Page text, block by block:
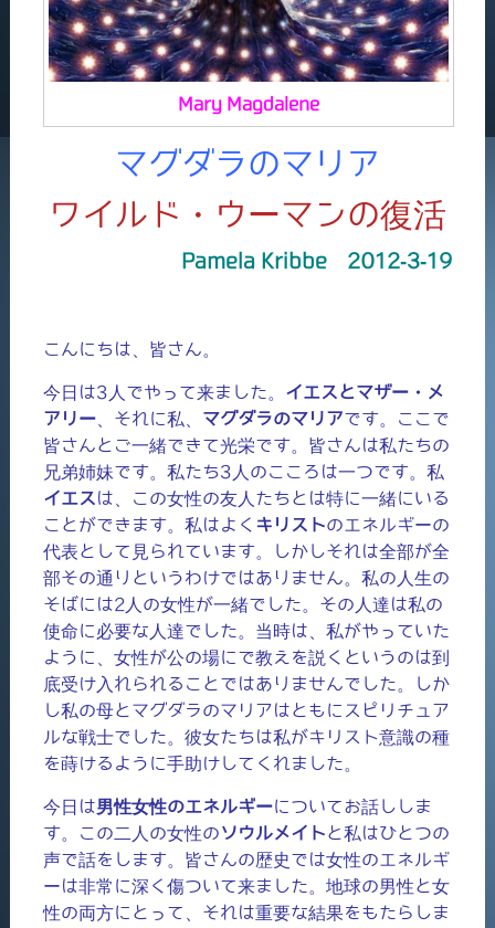
Mary Magdalene
マグダラのマリア
ワイルド・ウーマンの復活
Pamela Kribbe 2012-3-19
こんにちは、皆さん。
今日は3人でやって来ました。 イエスとマザー・メ
アリー、それに私、 マグダラのマリアです。ここで
皆さんとご一緒できて光栄です。皆さんは私たちの
兄弟姉妹です。私たち3人のこころは一つです。私
イエス は、この女性の友人たちとは特に一緒にいる
ことができます。私はよく キリストのエネルギーの
代表として見られています。しかしそれは全部が全
部その通りというわけではありません。私の人生の
そばには2人の女性が一緒でした。その人達は私の
使命に必要な人達でした。当時は、私がやっていた
ように、女性が公の場にで教えを説くというのは到
底受け入れられることではありませんでした。しか
し私の母とマグダラのマリアはともにスピリチュア
ルな戦士でした。彼女たちは私がキリスト意識の種
を蒔けるように手助けしてくれました。
今日は男性女性のエネルギーについてお話ししま
す。この二人の女性のソウルメイトと私はひとつの
声で話をします。皆さんの歴史では女性のエネルギ
ーは非常に深く傷ついて来ました。地球の男性と女
性の両方にとって、それは重要な結果をもたらしま